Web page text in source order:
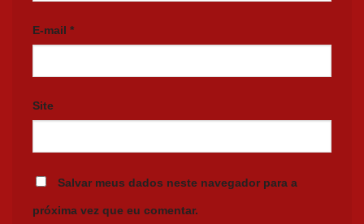
E-mail *
Site
Salvar meus dados neste navegador para a
próxima vez que eu comentar.